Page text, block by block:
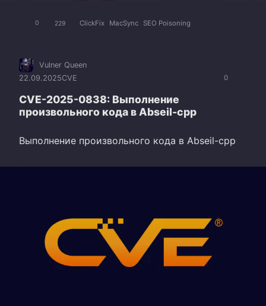
0 229 ClickFix MacSync SEO Poisoning
0
Vulner Queen
22.09.2025CVE
CVE-2025-0838: Выполнение
произвольного кода в Abseil-cpp
Выполнение произвольного кода в Abseil-cpp